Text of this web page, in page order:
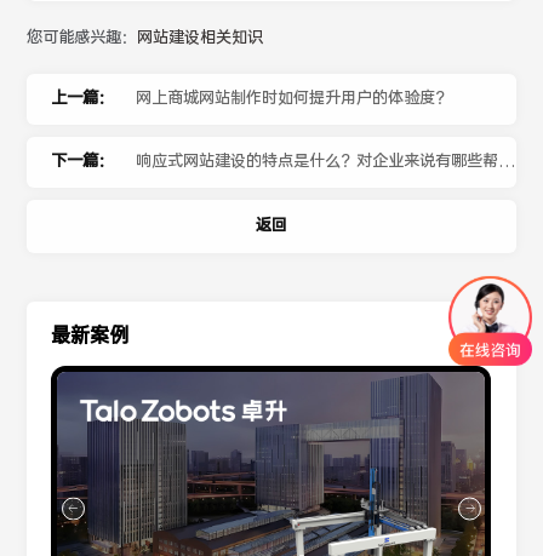
您可能感兴趣： 网站建设相关知识
上一篇： 网上商城网站制作时如何提升用户的体验度？
下一篇： 响应式网站建设的特点是什么？对企业来说有哪些帮
返回
最新案例